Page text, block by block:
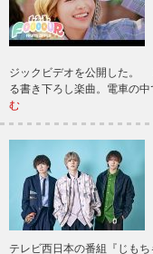
ジックビデオを公開した。
る書き下ろし楽曲。電車の
む
テレビ西日本の番組『じも